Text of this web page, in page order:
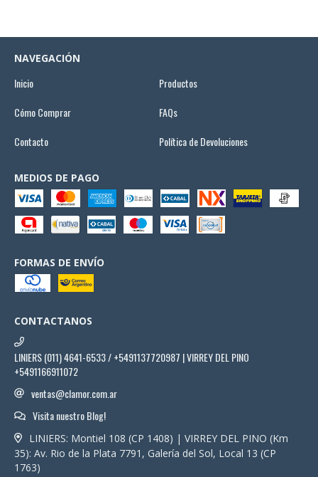
NAVEGACIÓN
Inicio
Productos
Cómo Comprar
FAQs
Contacto
Política de Devoluciones
MEDIOS DE PAGO
FORMAS DE ENVÍO
CONTACTANOS
LINIERS (011) 4641-6533 / +5491137720987 | VIRREY DEL PINO
+5491166911072
ventas@clamor.com.ar
Visita nuestro Blog!
LINIERS: Montiel 108 (CP 1408) | VIRREY DEL PINO (Km
35): Av. Rio de la Plata 7791, Galería del Sol, Local 13 (CP
1763)